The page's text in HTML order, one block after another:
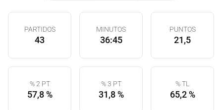
PARTIDOS
43
MINUTOS
36:45
PUNTOS
21,5
% 2 PT
57,8 %
% 3 PT
31,8 %
% TL
65,2 %